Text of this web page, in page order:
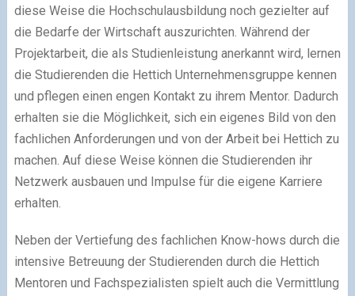
diese Weise die Hochschulausbildung noch gezielter auf
die Bedarfe der Wirtschaft auszurichten. Während der
Projektarbeit, die als Studienleistung anerkannt wird, lernen
die Studierenden die Hettich Unternehmensgruppe kennen
und pflegen einen engen Kontakt zu ihrem Mentor. Dadurch
erhalten sie die Möglichkeit, sich ein eigenes Bild von den
fachlichen Anforderungen und von der Arbeit bei Hettich zu
machen. Auf diese Weise können die Studierenden ihr
Netzwerk ausbauen und Impulse für die eigene Karriere
erhalten.
Neben der Vertiefung des fachlichen Know-hows durch die
intensive Betreuung der Studierenden durch die Hettich
Mentoren und Fachspezialisten spielt auch die Vermittlung